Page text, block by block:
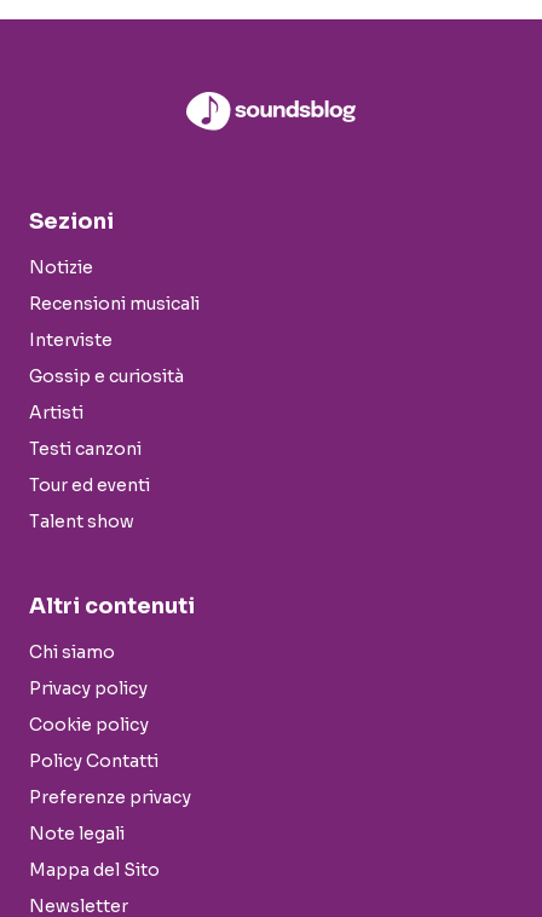
Sezioni
Notizie
Recensioni musicali
Interviste
Gossip e curiosità
Artisti
Testi canzoni
Tour ed eventi
Talent show
Altri contenuti
Chi siamo
Privacy policy
Cookie policy
Policy Contatti
Preferenze privacy
Note legali
Mappa del Sito
Newsletter